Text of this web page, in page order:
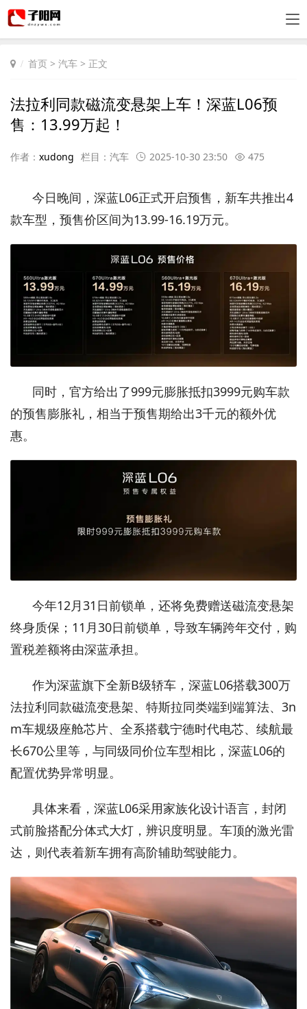
首页 > 汽车 > 正文
法拉利同款磁流变悬架上车！深蓝L06预
售：13.99万起！
作者： xudong 栏目： 汽车 2025-10-30 23:50 475
今日晚间，深蓝L06正式开启预售，新车共推出4
款车型，预售价区间为13.99-16.19万元。
同时，官方给出了999元膨胀抵扣3999元购车款
的预售膨胀礼，相当于预售期给出3千元的额外优
惠。
今年12月31日前锁单，还将免费赠送磁流变悬架
终身质保；11月30日前锁单，导致车辆跨年交付，购
置税差额将由深蓝承担。
作为深蓝旗下全新B级轿车，深蓝L06搭载300万
法拉利同款磁流变悬架、特斯拉同类端到端算法、3n
m车规级座舱芯片、全系搭载宁德时代电芯、续航最
长670公里等，与同级同价位车型相比，深蓝L06的
配置优势异常明显。
具体来看，深蓝L06采用家族化设计语言，封闭
式前脸搭配分体式大灯，辨识度明显。车顶的激光雷
达，则代表着新车拥有高阶辅助驾驶能力。